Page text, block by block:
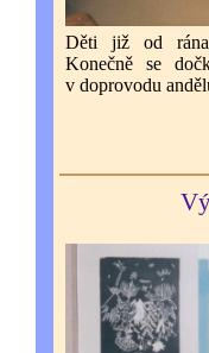
Děti již od rána
Konečně se
v doprovodu